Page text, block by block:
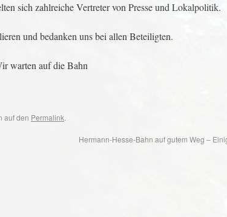
sich zahlreiche Vertreter von Presse und Lokalpolitik.
und bedanken uns bei allen Beteiligten.
warten auf die Bahn
auf den Permalink.
Hermann-Hesse-Bahn auf gutem Weg –